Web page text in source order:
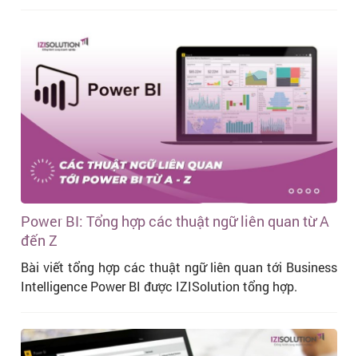
Power BI: Tổng hợp các thuật ngữ liên quan từ A
đến Z
Bài viết tổng hợp các thuật ngữ liên quan tới Business
Intelligence Power BI được IZISolution tổng hợp.